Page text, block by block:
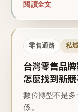
閱讀全文
零售通路 私
台灣零售品
怎麼找到新
數位轉型不是
係。